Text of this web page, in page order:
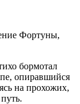
Фортуны,
бормотал
опиравшийся
на прохожих,